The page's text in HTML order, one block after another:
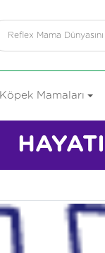
Köpek Mamaları